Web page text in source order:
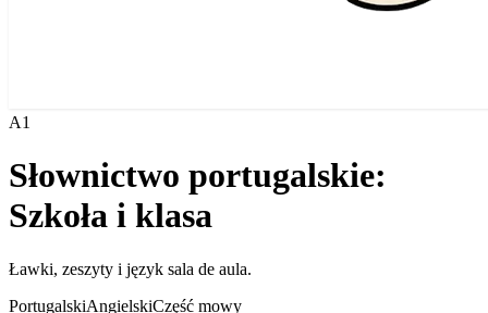
A1
Słownictwo portugalskie:
Szkoła i klasa
Ławki, zeszyty i język sala de aula.
PortugalskiAngielskiCzęść mowy